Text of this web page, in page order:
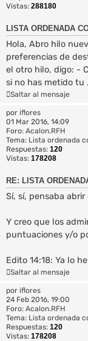
Vistas: 288180
LISTA ORDENADA
Hola, Abro hilo
preferencias de
el otro hilo, digo: -
si no has metido tu
Saltar al mensaje
por iflores
01 Mar 2016, 14:09
Foro: Acalon.RFH
Tema: Lista ordenada
Respuestas: 120
Vistas: 178208
RE: LISTA
Sí, sí, pensaba
Y creo que los
puntuaciones y/o
Edito 14:18: Ya lo
Saltar al mensaje
por iflores
24 Feb 2016, 19:00
Foro: Acalon.RFH
Tema: Lista ordenada
Respuestas: 120
Vistas: 178208